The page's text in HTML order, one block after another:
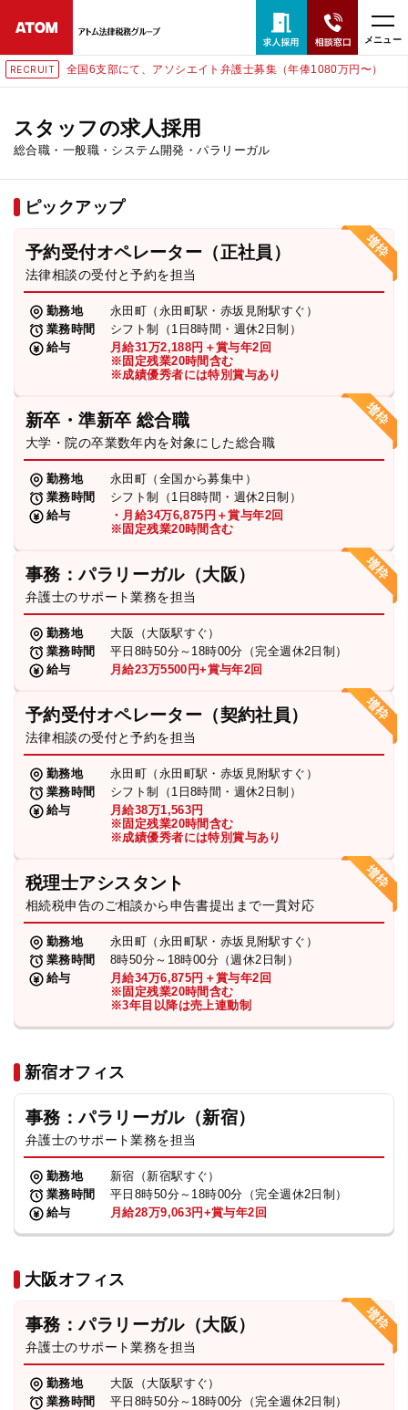
メニュー
RECRUIT 全国6支部にて、アソシエイト弁護士募集（年俸1080万円〜）
スタッフの求人採用
総合職・一般職・システム開発・パラリーガル
ピックアップ
予約受付オペレーター（正社員）
法律相談の受付と予約を担当
勤務地
永田町（永田町駅・赤坂見附駅すぐ）
業務時間
シフト制（1日8時間・週休2日制）
給与
月給31万2,188円＋賞与年2回
※固定残業20時間含む
※成績優秀者には特別賞与あり
新卒・準新卒 総合職
大学・院の卒業数年内を対象にした総合職
勤務地
永田町（全国から募集中）
業務時間
シフト制（1日8時間・週休2日制）
給与
・月給34万6,875円＋賞与年2回
※固定残業20時間含む
事務：パラリーガル（大阪）
弁護士のサポート業務を担当
勤務地
大阪（大阪駅すぐ）
業務時間
平日8時50分～18時00分（完全週休2日制）
給与
月給23万5500円+賞与年2回
予約受付オペレーター（契約社員）
法律相談の受付と予約を担当
勤務地
永田町（永田町駅・赤坂見附駅すぐ）
業務時間
シフト制（1日8時間・週休2日制）
給与
月給38万1,563円
※固定残業20時間含む
※成績優秀者には特別賞与あり
税理士アシスタント
相続税申告のご相談から申告書提出まで一貫対応
勤務地
永田町（永田町駅・赤坂見附駅すぐ）
業務時間
8時50分～18時00分（週休2日制）
給与
月給34万6,875円＋賞与年2回
※固定残業20時間含む
※3年目以降は売上連動制
新宿オフィス
事務：パラリーガル（新宿）
弁護士のサポート業務を担当
勤務地
新宿（新宿駅すぐ）
業務時間
平日8時50分～18時00分（完全週休2日制）
給与
月給28万9,063円+賞与年2回
大阪オフィス
事務：パラリーガル（大阪）
弁護士のサポート業務を担当
勤務地
大阪（大阪駅すぐ）
業務時間
平日8時50分～18時00分（完全週休2日制）
24時間365日全国対応
無料相談窓口はこちら
ホーム
取扱分野
解決実績
弁護士・税理士
費用
求人採用
お知らせ
特設サイト
相談先情報サイト
プライバシーポリシー
TikTok受賞 定義集 動画集